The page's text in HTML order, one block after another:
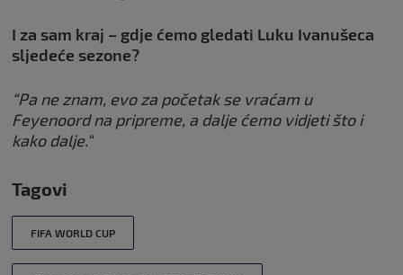
I za sam kraj – gdje ćemo gledati Luku Ivanušeca
sljedeće sezone?
“Pa ne znam, evo za početak se vraćam u
Feyenoord na pripreme, a dalje ćemo vidjeti što i
kako dalje.“
Tagovi
FIFA WORLD CUP